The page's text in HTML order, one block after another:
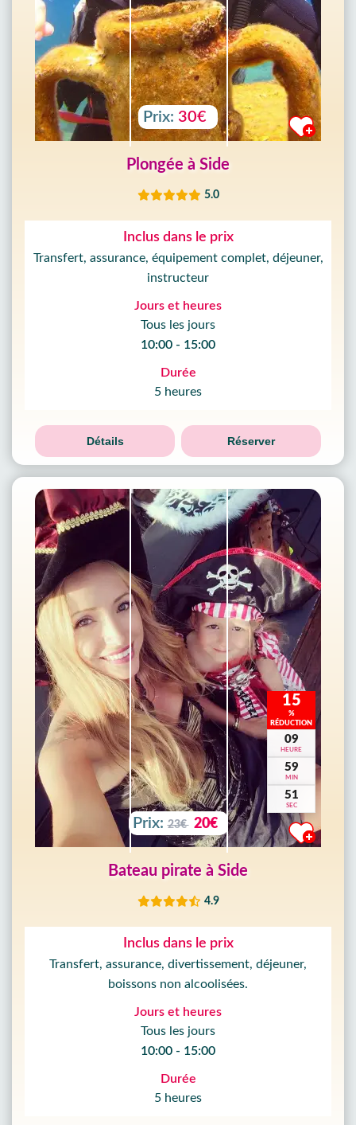
Prix: 30€
Plongée à Side
5.0
Inclus dans le prix
Transfert, assurance, équipement complet, déjeuner,
instructeur
Jours et heures
Tous les jours
10:00 - 15:00
Durée
5 heures
Détails Réserver
15
%
RÉDUCTION
09
HEURE
59
MIN
49
SEC
Prix: 23€ 20€
Bateau pirate à Side
4.9
Inclus dans le prix
Transfert, assurance, divertissement, déjeuner,
boissons non alcoolisées.
Jours et heures
Tous les jours
10:00 - 15:00
Durée
5 heures